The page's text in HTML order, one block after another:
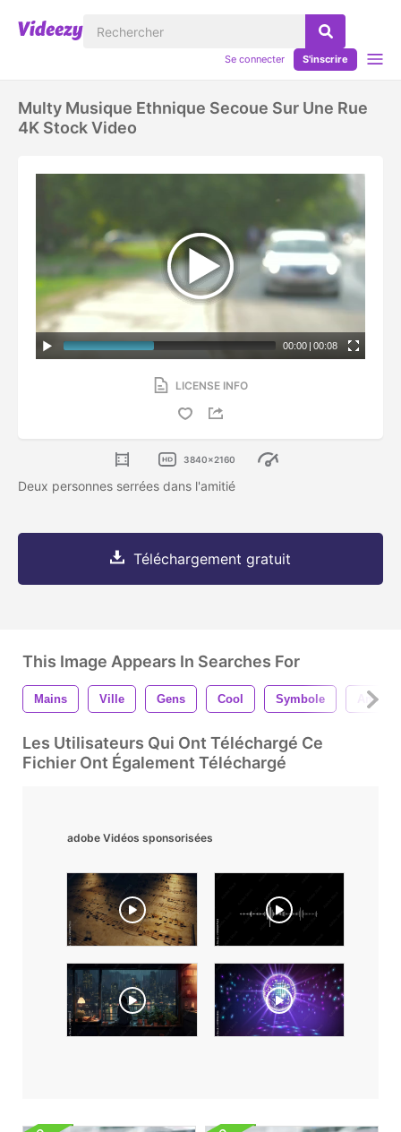
Se connecter S'inscrire
Multy Musique Ethnique Secoue Sur Une Rue
4K Stock Video
00:00 | 00:08
LICENSE INFO
3840x2160
Deux personnes serrées dans l'amitié
Téléchargement gratuit
This Image Appears In Searches For
Mains Ville Gens Cool Symbole
Les Utilisateurs Qui Ont Téléchargé Ce
Fichier Ont Également Téléchargé
adobe Vidéos sponsorisées